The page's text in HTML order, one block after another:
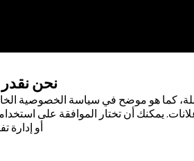
نحن
كما هو موضح في سياسة الخصوصية
يمكنك أن تختار الموافقة على
أو إدارة